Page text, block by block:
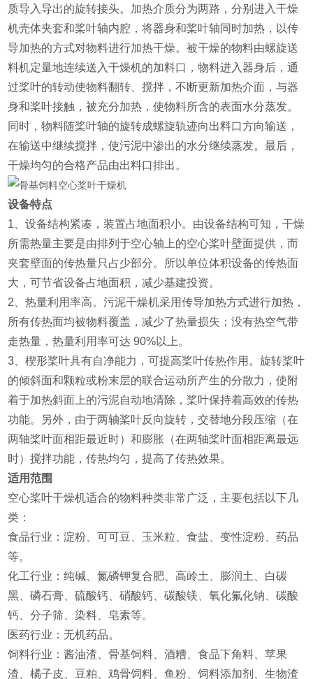
质导入导出的旋转接头。加热介质分为两路，分别进入干燥
机壳体夹套和桨叶轴内腔，将器身和桨叶轴同时加热，以传
导加热的方式对物料进行加热干燥。被干燥的物料由螺旋送
料机定量地连续送入干燥机的加料口，物料进入器身后，通
过桨叶的转动使物料翻转、搅拌，不断更新加热介面，与器
身和桨叶接触，被充分加热，使物料所含的表面水分蒸发。
同时，物料随桨叶轴的旋转成螺旋轨迹向出料口方向输送，
在输送中继续搅拌，使污泥中渗出的水分继续蒸发。最后，
干燥均匀的合格产品由出料口排出。
设备特点
1、设备结构紧凑，装置占地面积小。由设备结构可知，干燥
所需热量主要是由排列于空心轴上的空心桨叶壁面提供，而
夹套壁面的传热量只占少部分。所以单位体积设备的传热面
大，可节省设备占地面积，减少基建投资。
2、热量利用率高。污泥干燥机采用传导加热方式进行加热，
所有传热面均被物料覆盖，减少了热量损失；没有热空气带
走热量，热量利用率可达 90%以上。
3、楔形桨叶具有自净能力，可提高桨叶传热作用。旋转桨叶
的倾斜面和颗粒或粉末层的联合运动所产生的分散力，使附
着于加热斜面上的污泥自动地清除，桨叶保持着高效的传热
功能。另外，由于两轴桨叶反向旋转，交替地分段压缩（在
两轴桨叶面相距最近时）和膨胀（在两轴桨叶面相距离最远
时）搅拌功能，传热均匀，提高了传热效果。
适用范围
‌空心桨叶干燥机适合的物料种类非常广泛，主要包括以下几
类‌：
‌食品行业‌：淀粉、可可豆、玉米粒、食盐、变性淀粉、药品
等‌。
‌化工行业‌：纯碱、氮磷钾复合肥、高岭土、膨润土、白碳
黑、磷石膏、硫酸钙、硝酸钙、碳酸镁、氧化氟化钠、碳酸
钙、分子筛、染料、皂素等‌。
‌医药行业‌：无机药品‌。
‌饲料行业‌：酱油渣、骨基饲料、酒糟、食品下角料、苹果
渣、橘子皮、豆粕、鸡骨饲料、鱼粉、饲料添加剂、生物渣